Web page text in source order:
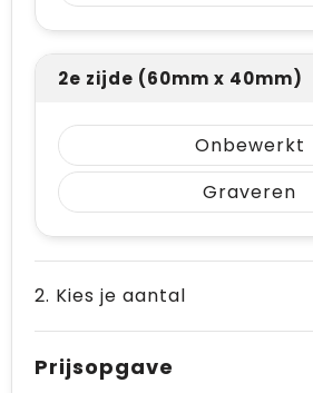
2e zijde (60mm x 40mm)
Onbewerkt
Graveren
2. Kies je aantal
Prijsopgave